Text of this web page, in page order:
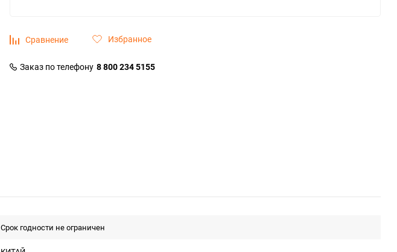
Сравнение Избранное
Заказ по телефону 8 800 234 5155
Срок годности не ограничен